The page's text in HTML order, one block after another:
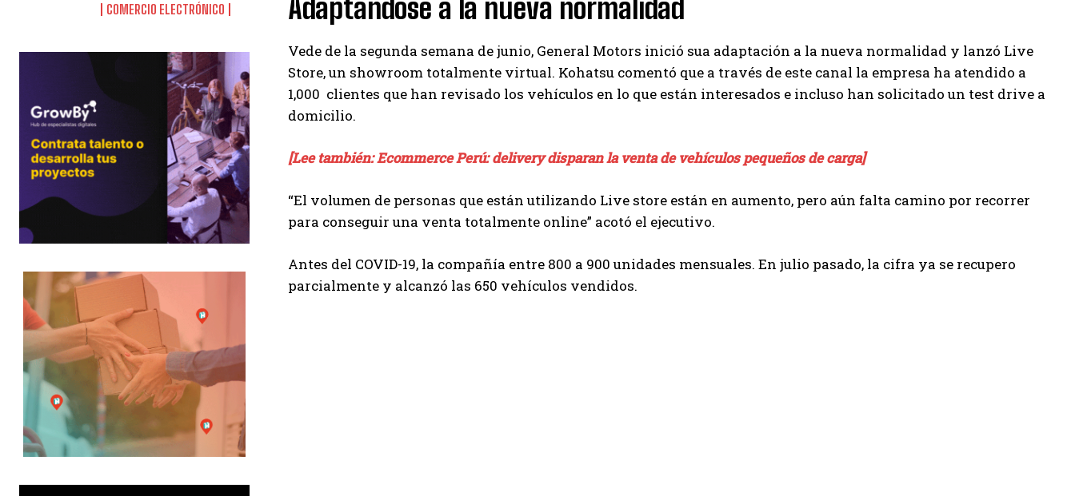
COMERCIO ELECTRÓNICO Adaptandose a la nueva normalidad
Vede de la segunda semana de junio, General Motors inició sua adaptación a la nueva normalidad y lanzó Live
Store, un showroom totalmente virtual. Kohatsu comentó que a través de este canal la empresa ha atendido a
1,000 clientes que han revisado los vehículos en lo que están interesados e incluso han solicitado un test drive a
domicilio.
[Lee también: Ecommerce Perú: delivery disparan la venta de vehículos pequeños de carga]
“El volumen de personas que están utilizando Live store están en aumento, pero aún falta camino por recorrer
para conseguir una venta totalmente online” acotó el ejecutivo.
Antes del COVID-19, la compañía entre 800 a 900 unidades mensuales. En julio pasado, la cifra ya se recupero
parcialmente y alcanzó las 650 vehículos vendidos.